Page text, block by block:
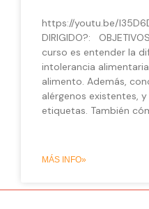
https://youtu.be/
DIRIGIDO?:
curso es entender la
intolerancia
alimento. Además,
alérgenos existentes,
etiquetas. También
MÁS INFO»